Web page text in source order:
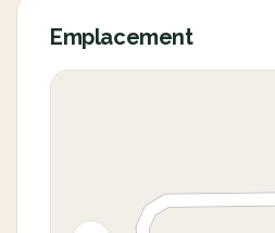
Emplacement